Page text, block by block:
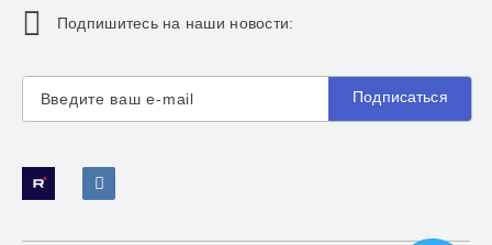
Подпишитесь на наши новости:
Подписаться